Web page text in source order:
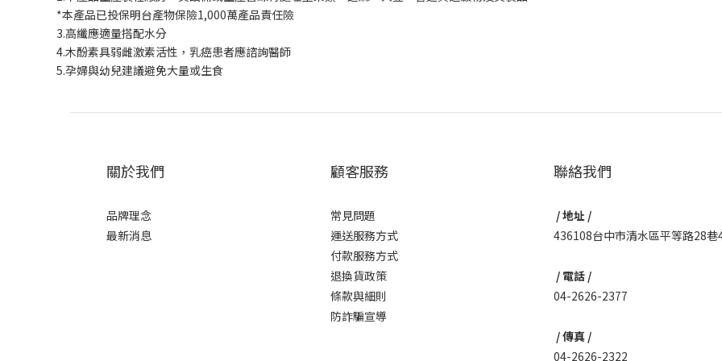
*本產品已投保明台產物保險1,000萬產品責任險
3.高纖應適量搭配水分
4.木酚素具弱雌激素活性，乳癌患者應諮詢醫師
5.孕婦與幼兒建議避免大量或生食
關於我們
品牌理念
最新消息
顧客服務
常見問題
運送服務方式
付款服務方式
退換貨政策
條款與細則
防詐騙宣導
聯絡我們
/ 地址 /
436108台中市清水區平等路28巷
/ 電話 /
04-2626-2377
/ 傳真 /
04-2626-2322